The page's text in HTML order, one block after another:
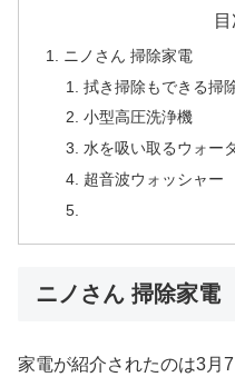
ニノさん 掃除家電
拭き掃除もできる掃
小型高圧洗浄機
水を吸い取るウォー
超音波ウォッシャー
ニノさん 掃除家電
家電が紹介されたのは3月